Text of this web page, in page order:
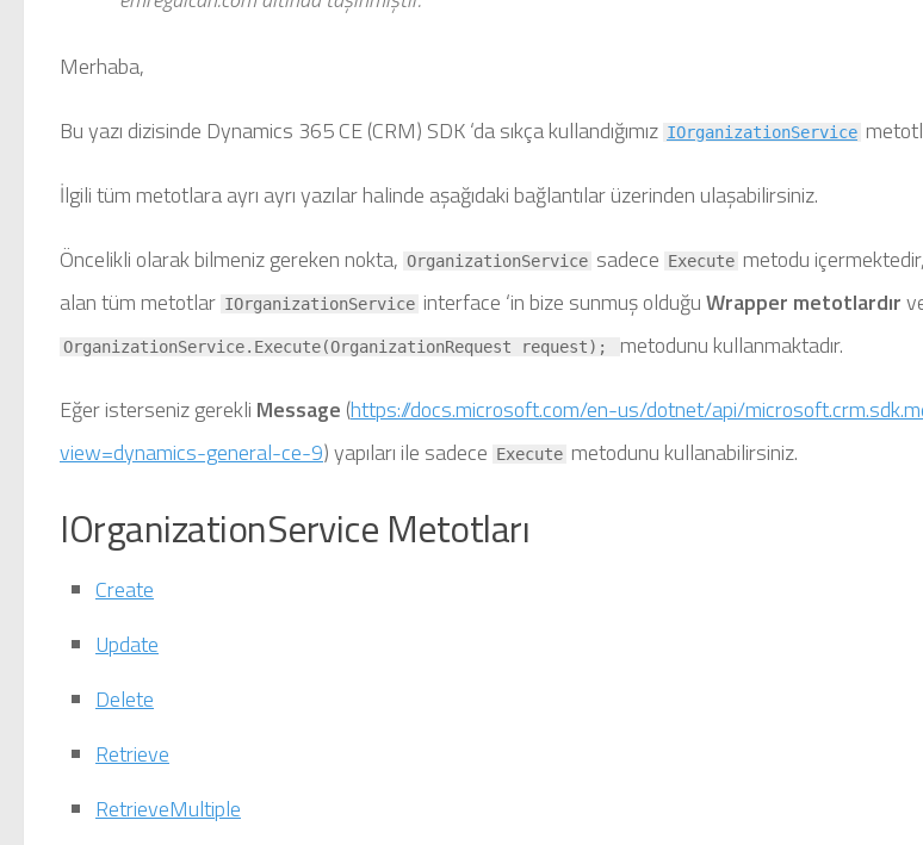
Merhaba,
Bu yazı dizisinde Dynamics 365 CE (CRM) SDK ‘da sıkça kullandığımız IOrganizationService
İlgili tüm metotlara ayrı ayrı yazılar halinde aşağıdaki bağlantılar üzerinden ulaşabilirsiniz.
Öncelikli olarak bilmeniz gereken nokta, OrganizationService sadece Execute metodu
alan tüm metotlar IOrganizationService interface ‘in bize sunmuş olduğuWrapper metotlardır
OrganizationService.Execute(OrganizationRequest request);
metodunu kullanmaktadır.
Eğer isterseniz gerekli Message (https://docs.microsoft.com/en-us/dotnet/api/
view=dynamics-general-ce-9) yapıları ile sadece Execute metodunu kullanabilirsiniz.
IOrganizationService Metotları
Create
Update
Delete
Retrieve
RetrieveMultiple